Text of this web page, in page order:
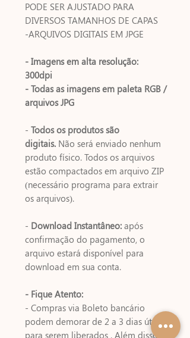
PODE SER AJUSTADO PARA
DIVERSOS TAMANHOS DE CAPAS
-ARQUIVOS DIGITAIS EM JPGE
- Imagens em alta resolução:
300dpi
- Todas as imagens em paleta RGB /
arquivos JPG
- Todos os produtos são
digitais. Não será enviado nenhum
produto físico. Todos os arquivos
estão compactados em arquivo ZIP
(necessário programa para extrair
os arquivos).
- Download Instantâneo: após
confirmação do pagamento, o
arquivo estará disponível para
download em sua conta.
- Fique Atento:
- Compras via Boleto bancário
podem demorar de 2 a 3 dias úteis
para serem liberados . Além disso,